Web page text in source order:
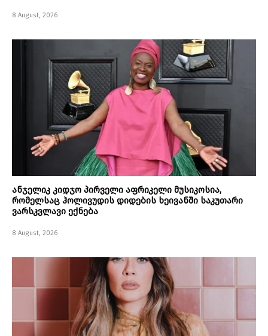
8 August, 2026
ანჯელიკ კიდჯო პირველი აფრიკელი მუსიკოსია,
რომელსაც ჰოლივუდის დიდების ხეივანში საკუთარი
ვარსკვლავი ექნება
8 August, 2026